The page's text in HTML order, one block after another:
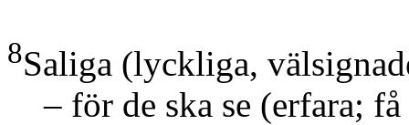
8Saliga (lyckliga,
– för de ska se (erfara;